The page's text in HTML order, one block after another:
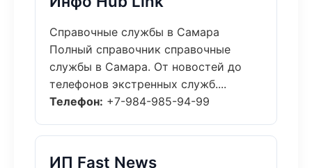
Справочные службы в Самара
Полный справочник справочные
службы в Самара. От новостей до
телефонов экстренных служб....
Телефон: +7-984-985-94-99
ИП Fast News